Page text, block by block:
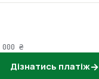
000 ₴
Дізнатись платіж→